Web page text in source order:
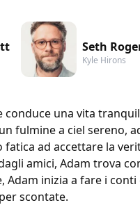
Seth
Kyle Hirons
conduce una vita
fulmine a ciel sereno,
fatica ad accettare la
amici, Adam trova
inizia a fare i
scontate.